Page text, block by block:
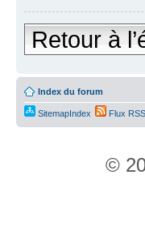
Retour à
Index du forum
SitemapIndex Flux RSS
©